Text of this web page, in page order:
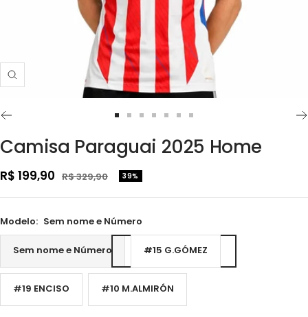
Zoom
Ir
slide
Ir
slide
Ir
slide
Ir
ao
slide
Ir
ao
slide
Ir
ao
slide
Ir
ao
slide
Camisa Paraguai 2025 Home
Preço
promocional
R$ 199,90 Preço
R$ 329,90 39%
Modelo: Sem nome e Número
Sem nome e Número #15 G.GÓMEZ
#19 ENCISO #10 M.ALMIRÓN